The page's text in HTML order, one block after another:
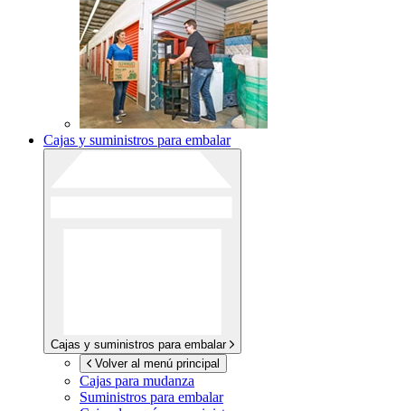
Cajas y suministros para embalar
Cajas y suministros para embalar
Volver al menú principal
Cajas para mudanza
Suministros para embalar